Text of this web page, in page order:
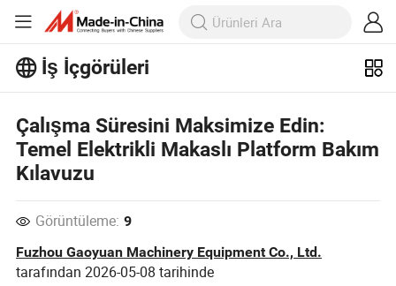
İş İçgörüleri
makaleleri keşfedin!
Daha Fazla Göster
Çalışma Süresini Maksimize Edin:
Temel Elektrikli Makaslı Platform Bakım
Kılavuzu
Görüntüleme: 9
Fuzhou Gaoyuan Machinery Equipment Co., Ltd.
tarafından2026-05-08 tarihinde